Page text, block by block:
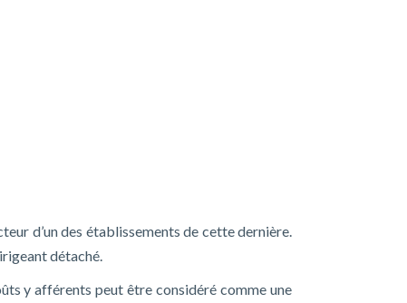
d’un des établissements de cette dernière.
détaché.
y afférents peut être considéré comme une